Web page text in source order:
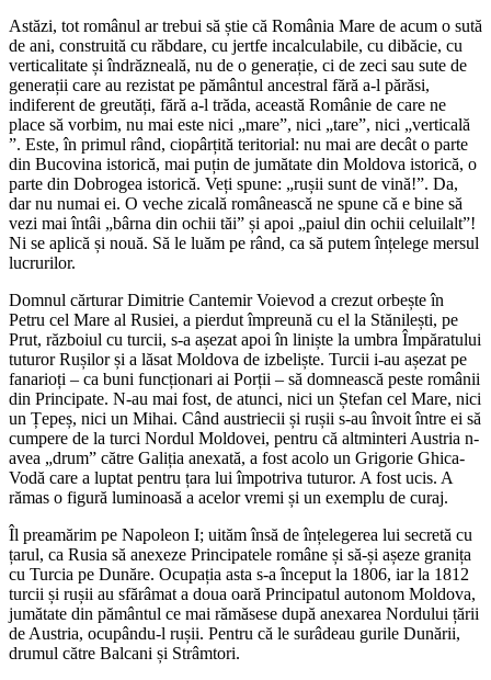
Astăzi, tot românul ar trebui să știe că România Mare de acum o sută
de ani, construită cu răbdare, cu jertfe incalculabile, cu dibăcie, cu
verticalitate și îndrăzneală, nu de o generație, ci de zeci sau sute de
generații care au rezistat pe pământul ancestral fără a-l părăsi,
indiferent de greutăți, fără a-l trăda, această Românie de care ne
place să vorbim, nu mai este nici „mare”, nici „tare”, nici „verticală
”. Este, în primul rând, ciopârțită teritorial: nu mai are decât o parte
din Bucovina istorică, mai puțin de jumătate din Moldova istorică, o
parte din Dobrogea istorică. Veți spune: „rușii sunt de vină!”. Da,
dar nu numai ei. O veche zicală românească ne spune că e bine să
vezi mai întâi „bârna din ochii tăi” și apoi „paiul din ochii celuilalt”!
Ni se aplică și nouă. Să le luăm pe rând, ca să putem înțelege mersul
lucrurilor.
Domnul cărturar Dimitrie Cantemir Voievod a crezut orbește în
Petru cel Mare al Rusiei, a pierdut împreună cu el la Stănilești, pe
Prut, războiul cu turcii, s-a așezat apoi în liniște la umbra Împăratului
tuturor Rușilor și a lăsat Moldova de izbeliște. Turcii i-au așezat pe
fanarioți – ca buni funcționari ai Porții – să domnească peste românii
din Principate. N-au mai fost, de atunci, nici un Ștefan cel Mare, nici
un Țepeș, nici un Mihai. Când austriecii și rușii s-au învoit între ei să
cumpere de la turci Nordul Moldovei, pentru că altminteri Austria n-
avea „drum” către Galiția anexată, a fost acolo un Grigorie Ghica-
Vodă care a luptat pentru țara lui împotriva tuturor. A fost ucis. A
rămas o figură luminoasă a acelor vremi și un exemplu de curaj.
Îl preamărim pe Napoleon I; uităm însă de înțelegerea lui secretă cu
țarul, ca Rusia să anexeze Principatele române și să-și așeze granița
cu Turcia pe Dunăre. Ocupația asta s-a început la 1806, iar la 1812
turcii și rușii au sfărâmat a doua oară Principatul autonom Moldova,
jumătate din pământul ce mai rămăsese după anexarea Nordului țării
de Austria, ocupându-l rușii. Pentru că le surâdeau gurile Dunării,
drumul către Balcani și Strâmtori.